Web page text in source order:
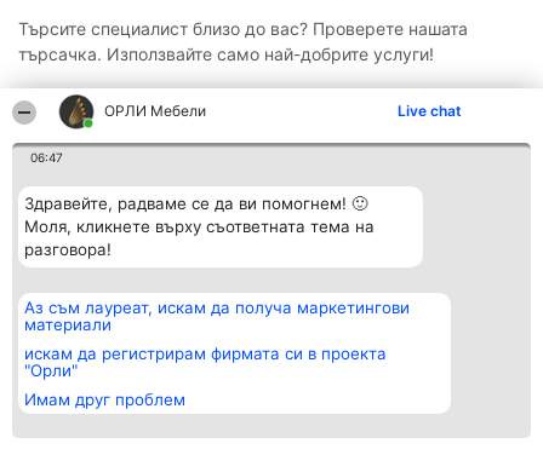
ОРЛИ Мебели Live chat
06:47
Здравейте, радваме се да ви помогнем! 🙂
Моля, кликнете върху съответната тема на
разговора!
Аз съм лауреат, искам да получа маркетингови
материали
искам да регистрирам фирмата си в проекта
"Орли"
Имам друг проблем
Търсите специалист близо до вас? Проверете нашата
търсачка. Използвайте само най-добрите услуги!
Организатор на
класиране
BulevardulAleea Timișul De
Sus Nr. 2, Bl. A30, Sc. A, Et.
4, Ap. 13
București 53-238
Класация
всички
Статут/Устав
Контакти